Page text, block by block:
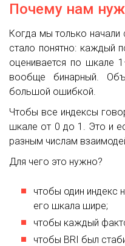
Почему нам
Когда мы только
стало понятно: каждый
оценивается по шкале
вообще бинарный.
большой ошибкой.
Чтобы все индексы
шкале от 0 до 1. Это и
разным числам
Для чего это нужно?
чтобы один индекс
его шкала шире;
чтобы каждый
чтобы BRI был